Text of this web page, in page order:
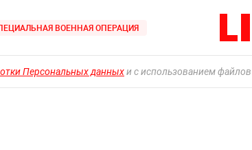
ВОЕННАЯ ОПЕРАЦИЯ
Персональных данныхи с использованием